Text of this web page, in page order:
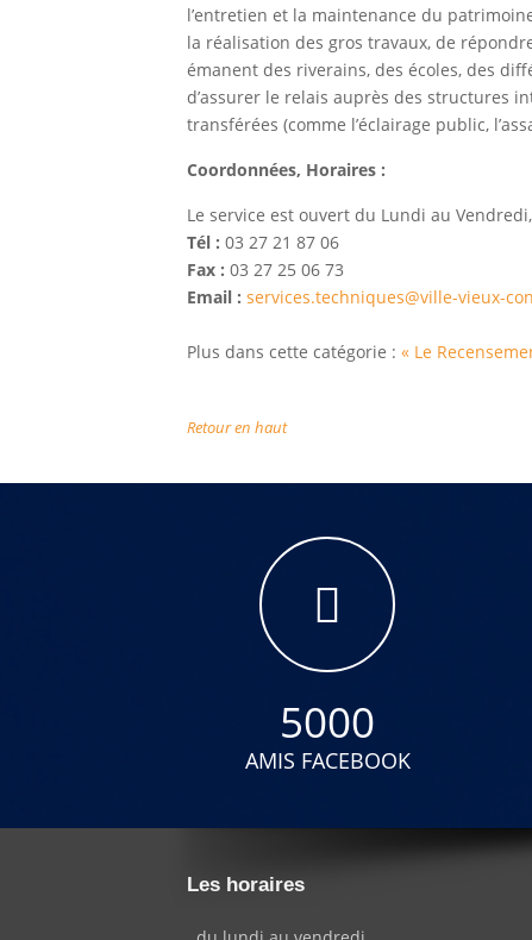
l’entretien et la maintenance du
la réalisation des gros travaux, de
émanent des riverains, des écoles, des
d’assurer le relais auprès des structures
transférées (comme l’éclairage public,
Coordonnées, Horaires :
Le service est ouvert du Lundi au
Tél : 03 27 21 87 06
Fax : 03 27 25 06 73
Email : services.techniques@ville-vieux-
Plus dans cette catégorie : « Le
Retour en haut
5000
AMIS FACEBOOK
Les horaires